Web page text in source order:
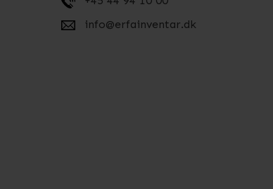
info@erfainventar.dk